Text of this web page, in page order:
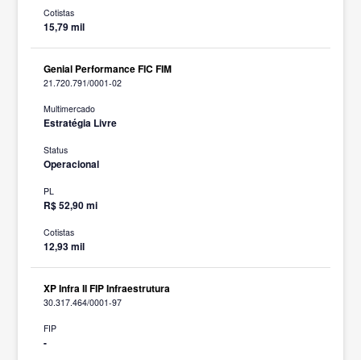
Cotistas
15,79 mil
Genial Performance FIC FIM
21.720.791/0001-02
Multimercado
Estratégia Livre
Status
Operacional
PL
R$ 52,90 mi
Cotistas
12,93 mil
XP Infra II FIP Infraestrutura
30.317.464/0001-97
FIP
-